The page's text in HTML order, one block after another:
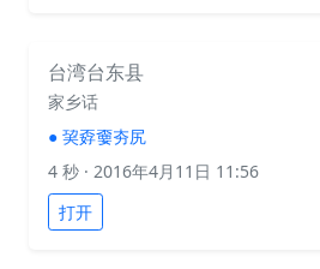
台湾台东县
家乡话
● 巭孬嫑夯尻
4 秒 · 2016年4月11日 11:56
打开